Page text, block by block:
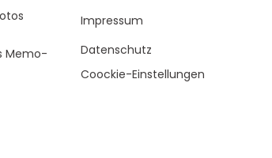
Memo-
Impressum
Datenschutz
Coockie-Einstellungen